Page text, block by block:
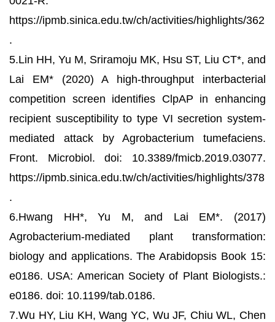
https://ipmb.sinica.edu.tw/ch/activities/highlights/362
.
5.Lin HH, Yu M, Sriramoju MK, Hsu ST, Liu CT*, and
Lai EM* (2020) A high-throughput interbacterial
competition screen identifies ClpAP in enhancing
recipient susceptibility to type VI secretion system-
mediated attack by Agrobacterium tumefaciens.
Front. Microbiol. doi: 10.3389/fmicb.2019.03077.
https://ipmb.sinica.edu.tw/ch/activities/highlights/378
.
6.Hwang HH*, Yu M, and Lai EM*. (2017)
Agrobacterium-mediated plant transformation:
biology and applications. The Arabidopsis Book 15:
e0186. USA: American Society of Plant Biologists.:
e0186. doi: 10.1199/tab.0186.
7.Wu HY, Liu KH, Wang YC, Wu JF, Chiu WL, Chen